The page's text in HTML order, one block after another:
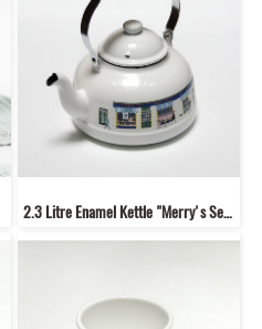
2.3 Litre Enamel Kettle "Merry's Series"